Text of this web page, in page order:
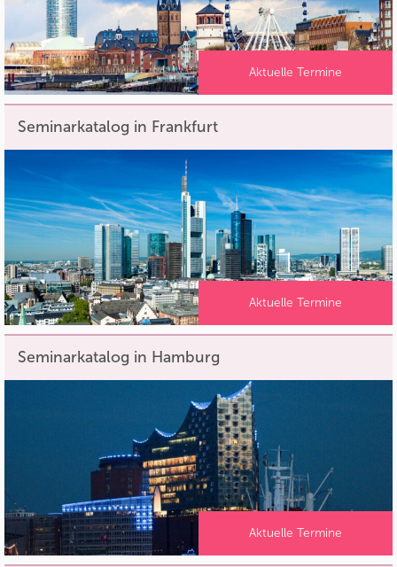
Aktuelle Termine
Seminarkatalog in Frankfurt
Aktuelle Termine
Seminarkatalog in Hamburg
Aktuelle Termine